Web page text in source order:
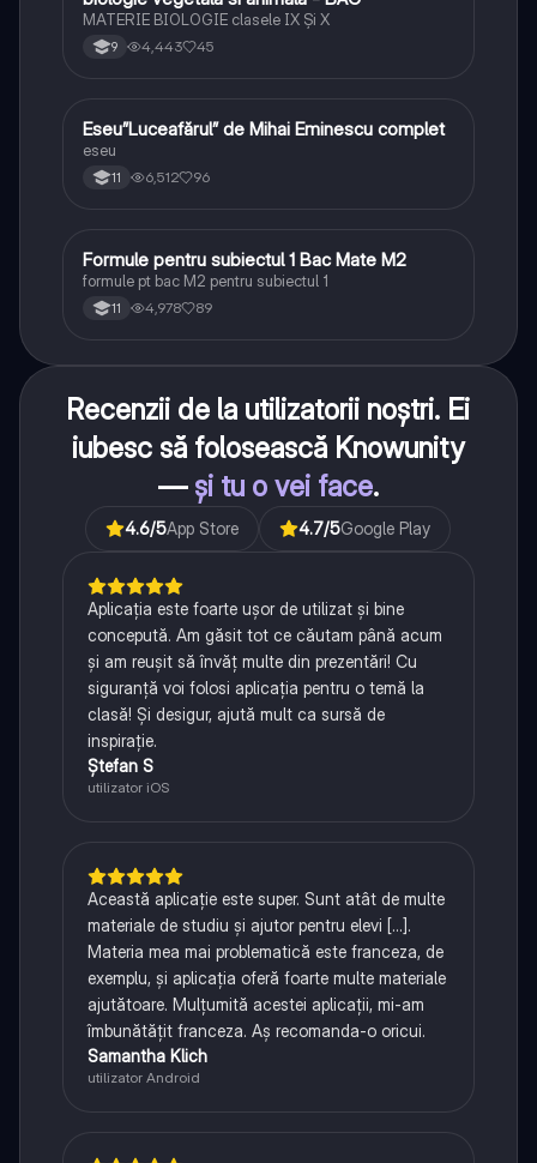
MATERIE BIOLOGIE clasele IX Şi X
9 4,443 45
Limba și literatura română
Eseu”Luceafărul” de Mihai Eminescu complet
eseu
11 6,512 96
Matematică
Formule pentru subiectul 1 Bac Mate M2
formule pt bac M2 pentru subiectul 1
11 4,978 89
Recenzii de la utilizatorii noștri. Ei
iubesc să folosească Knowunity
— și tu o vei face.
4.6/5App Store 4.7/5Google Play
Aplicația este foarte ușor de utilizat și bine
concepută. Am găsit tot ce căutam până acum
și am reușit să învăț multe din prezentări! Cu
siguranță voi folosi aplicația pentru o temă la
clasă! Și desigur, ajută mult ca sursă de
inspirație.
Ștefan S
utilizator iOS
Această aplicație este super. Sunt atât de multe
materiale de studiu și ajutor pentru elevi [...].
Materia mea mai problematică este franceza, de
exemplu, și aplicația oferă foarte multe materiale
ajutătoare. Mulțumită acestei aplicații, mi-am
îmbunătățit franceza. Aș recomanda-o oricui.
Samantha Klich
utilizator Android